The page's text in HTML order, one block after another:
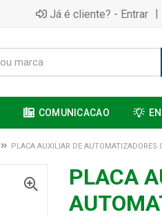
Já é cliente? - Entrar |
COMUNICACAO
PLACA AUXILIAR DE AUTOMATIZADORES
PLACA